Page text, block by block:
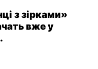
з зірками»
вже у